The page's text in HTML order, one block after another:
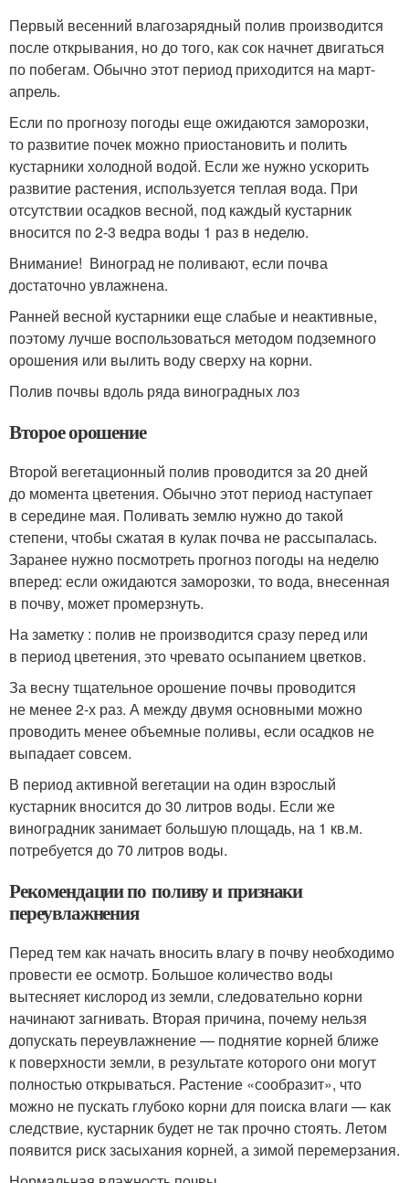
Первый весенний влагозарядный полив производится
после открывания, но до того, как сок начнет двигаться
по побегам. Обычно этот период приходится на март-
апрель.
Если по прогнозу погоды еще ожидаются заморозки,
то развитие почек можно приостановить и полить
кустарники холодной водой. Если же нужно ускорить
развитие растения, используется теплая вода. При
отсутствии осадков весной, под каждый кустарник
вносится по 2-3 ведра воды 1 раз в неделю.
Внимание! Виноград не поливают, если почва
достаточно увлажнена.
Ранней весной кустарники еще слабые и неактивные,
поэтому лучше воспользоваться методом подземного
орошения или вылить воду сверху на корни.
Полив почвы вдоль ряда виноградных лоз
Второе орошение
Второй вегетационный полив проводится за 20 дней
до момента цветения. Обычно этот период наступает
в середине мая. Поливать землю нужно до такой
степени, чтобы сжатая в кулак почва не рассыпалась.
Заранее нужно посмотреть прогноз погоды на неделю
вперед: если ожидаются заморозки, то вода, внесенная
в почву, может промерзнуть.
На заметку : полив не производится сразу перед или
в период цветения, это чревато осыпанием цветков.
За весну тщательное орошение почвы проводится
не менее 2-х раз. А между двумя основными можно
проводить менее объемные поливы, если осадков не
выпадает совсем.
В период активной вегетации на один взрослый
кустарник вносится до 30 литров воды. Если же
виноградник занимает большую площадь, на 1 кв.м.
потребуется до 70 литров воды.
Рекомендации по поливу и признаки
переувлажнения
Перед тем как начать вносить влагу в почву необходимо
провести ее осмотр. Большое количество воды
вытесняет кислород из земли, следовательно корни
начинают загнивать. Вторая причина, почему нельзя
допускать переувлажнение — поднятие корней ближе
к поверхности земли, в результате которого они могут
полностью открываться. Растение «сообразит», что
можно не пускать глубоко корни для поиска влаги — как
следствие, кустарник будет не так прочно стоять. Летом
появится риск засыхания корней, а зимой перемерзания.